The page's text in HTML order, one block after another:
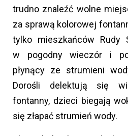
trudno znaleźć wolne
za sprawą kolorowej
tylko mieszkańców Rudy
w pogodny wieczór i
płynący ze strumieni
Dorośli delektują się
fontanny, dzieci biegają
się złapać strumień wody.